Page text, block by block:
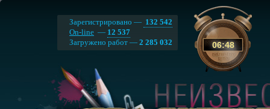
06:48
Зарегистрировано — 132 542
On-line — 12 537
Загружено работ — 2 285 032